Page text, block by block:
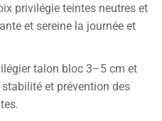
privilégie teintes neutres et
et sereine la journée et
talon bloc 3–5 cm et
et prévention des